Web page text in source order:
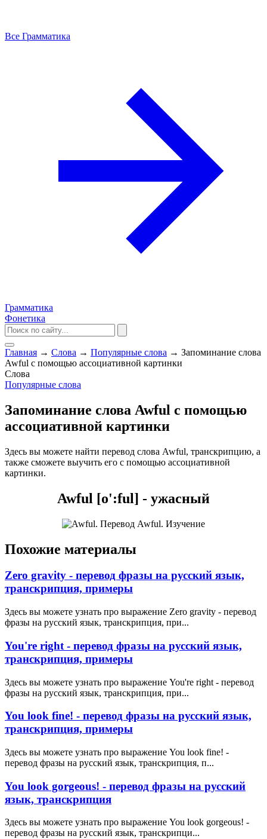
Все Грамматика
Грамматика
Фонетика
Главная → Слова → Популярные слова → Запоминание слова
Awful с помощью ассоциативной картинки
Слова
Популярные слова
Запоминание слова Awful с помощью
ассоциативной картинки
Здесь вы можете найти перевод слова Awful, транскрипцию, а
также сможете выучить его с помощью ассоциативной
картинки.
Awful [o':ful] - ужасный
Похожие материалы
Zero gravity - перевод фразы на русский язык,
транскрипция, примеры
Здесь вы можете узнать про выражение Zero gravity - перевод
фразы на русский язык, транскрипция, при...
You're right - перевод фразы на русский язык,
транскрипция, примеры
Здесь вы можете узнать про выражение You're right - перевод
фразы на русский язык, транскрипция, при...
You look fine! - перевод фразы на русский язык,
транскрипция, примеры
Здесь вы можете узнать про выражение You look fine! -
перевод фразы на русский язык, транскрипция, п...
You look gorgeous! - перевод фразы на русский
язык, транскрипция
Здесь вы можете узнать про выражение You look gorgeous! -
перевод фразы на русский язык, транскрипци...